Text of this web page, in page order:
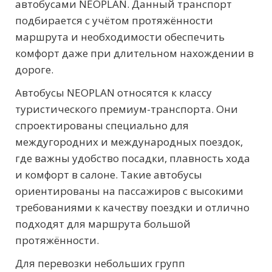
автобусами NEOPLAN. Данный транспорт
подбирается с учётом протяжённости
маршрута и необходимости обеспечить
комфорт даже при длительном нахождении в
дороге.
Автобусы NEOPLAN относятся к классу
туристического премиум-транспорта. Они
спроектированы специально для
междугородних и международных поездок,
где важны удобство посадки, плавность хода
и комфорт в салоне. Такие автобусы
ориентированы на пассажиров с высокими
требованиями к качеству поездки и отлично
подходят для маршрута большой
протяжённости.
Для перевозки небольших групп